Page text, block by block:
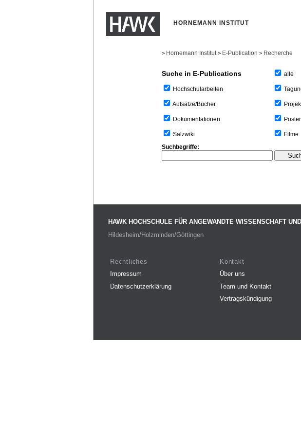
HORNEMANN INSTITUT
> Hornemann Institut > E-Publication > Recherche
Suche in E-Publications
Hochschularbeiten
Aufsätze/Bücher
Dokumentationen
Salzwiki
alle
Poster
Filme
Suchbegriffe:
HAWK HOCHSCHULE FÜR ANGEWANDTE WISSENSCHAFT
Hildesheim/Holzminden/Göttingen
Rechtliches
Impressum
Datenschutzerklärung
Kontakt
Über uns
Team und Kontakt
Vertragskündigung